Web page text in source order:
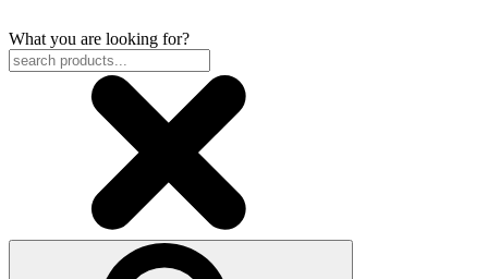
What you are looking for?